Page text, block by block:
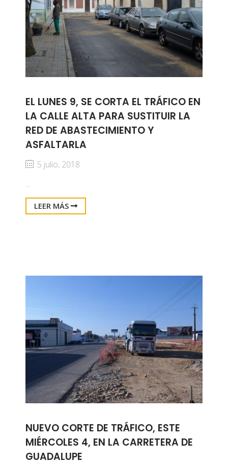
EL LUNES 9, SE CORTA EL TRÁFICO EN
LA CALLE ALTA PARA SUSTITUIR LA
RED DE ABASTECIMIENTO Y
ASFALTARLA
5 julio, 2018
...
LEER MÁS
NUEVO CORTE DE TRÁFICO, ESTE
MIÉRCOLES 4, EN LA CARRETERA DE
GUADALUPE